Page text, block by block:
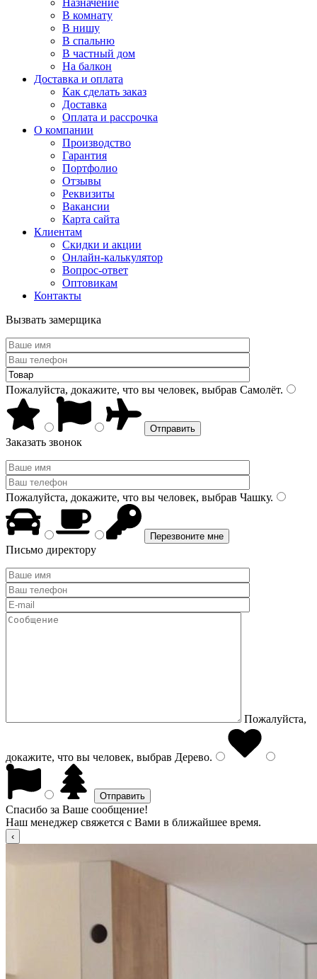
Назначение
В комнату
В нишу
В спальню
В частный дом
На балкон
Доставка и оплата
Как сделать заказ
Доставка
Оплата и рассрочка
О компании
Производство
Гарантия
Портфолио
Отзывы
Реквизиты
Вакансии
Карта сайта
Клиентам
Скидки и акции
Онлайн-калькулятор
Вопрос-ответ
Оптовикам
Контакты
Вызвать замерщика
Пожалуйста, докажите, что вы человек, выбрав Самолёт.
Заказать звонок
Пожалуйста, докажите, что вы человек, выбрав Чашку.
Письмо директору
Пожалуйста,
докажите, что вы человек, выбрав Дерево.
Спасибо за Ваше сообщение!
Наш менеджер свяжется с Вами в ближайшее время.